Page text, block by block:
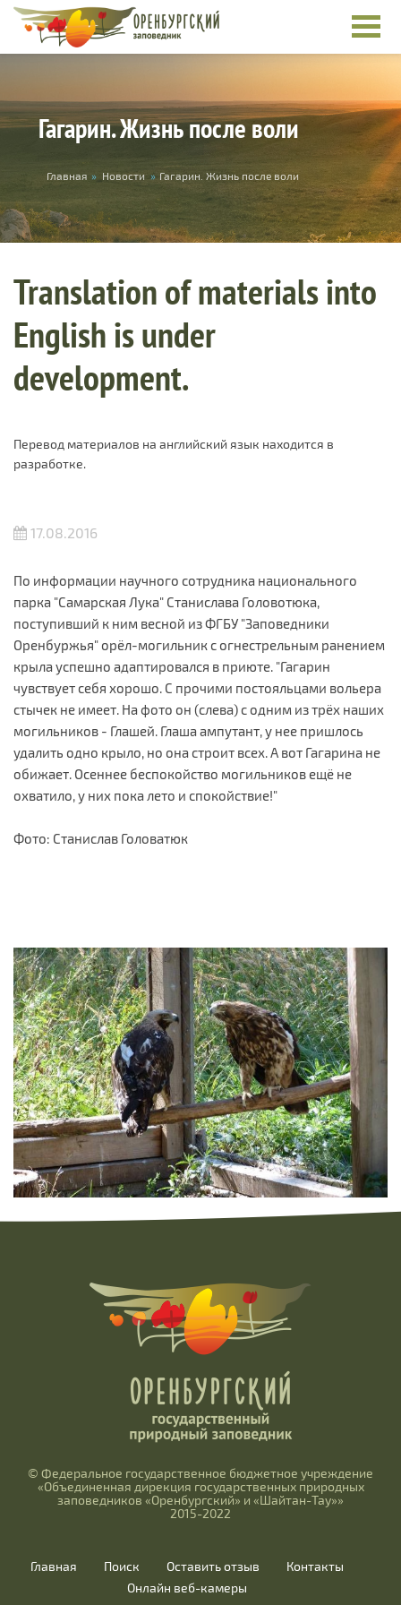
Skip to main content
Гагарин. Жизнь после воли
You are here
Главная » Новости » Гагарин. Жизнь после воли
Translation of materials into
English is under
development.
Перевод материалов на английский язык находится в
разработке.
17.08.2016
По информации научного сотрудника национального
парка "Самарская Лука" Станислава Головотюка,
поступивший к ним весной из ФГБУ "Заповедники
Оренбуржья" орёл-могильник с огнестрельным ранением
крыла успешно адаптировался в приюте. "Гагарин
чувствует себя хорошо. С прочими постояльцами вольера
стычек не имеет. На фото он (слева) с одним из трёх наших
могильников - Глашей. Глаша ампутант, у нее пришлось
удалить одно крыло, но она строит всех. А вот Гагарина не
обижает. Осеннее беспокойство могильников ещё не
охватило, у них пока лето и спокойствие!"
Фото: Станислав Головатюк
© Федеральное государственное бюджетное учреждение
«Объединенная дирекция государственных природных
заповедников «Оренбургский» и «Шайтан-Тау»»
2015-2022
Главная Поиск Оставить отзыв
Контакты
Онлайн веб-камеры